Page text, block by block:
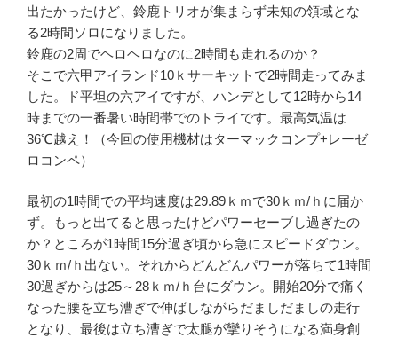
出たかったけど、鈴鹿トリオが集まらず未知の領域とな
る2時間ソロになりました。
鈴鹿の2周でヘロヘロなのに2時間も走れるのか？
そこで六甲アイランド10ｋサーキットで2時間走ってみま
した。ド平坦の六アイですが、ハンデとして12時から14
時までの一番暑い時間帯でのトライです。最高気温は
36℃越え！（今回の使用機材はターマックコンプ+レーゼ
ロコンペ）
最初の1時間での平均速度は29.89ｋｍで30ｋｍ/ｈに届か
ず。もっと出てると思ったけどパワーセーブし過ぎたの
か？ところが1時間15分過ぎ頃から急にスピードダウン。
30ｋｍ/ｈ出ない。それからどんどんパワーが落ちて1時間
30過ぎからは25～28ｋｍ/ｈ台にダウン。開始20分で痛く
なった腰を立ち漕ぎで伸ばしながらだましだましの走行
となり、最後は立ち漕ぎで太腿が攣りそうになる満身創